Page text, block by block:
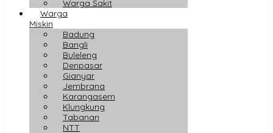
Warga Sakit
Warga
Miskin
Badung
Bangli
Buleleng
Denpasar
Gianyar
Jembrana
Karangasem
Klungkung
Tabanan
NTT